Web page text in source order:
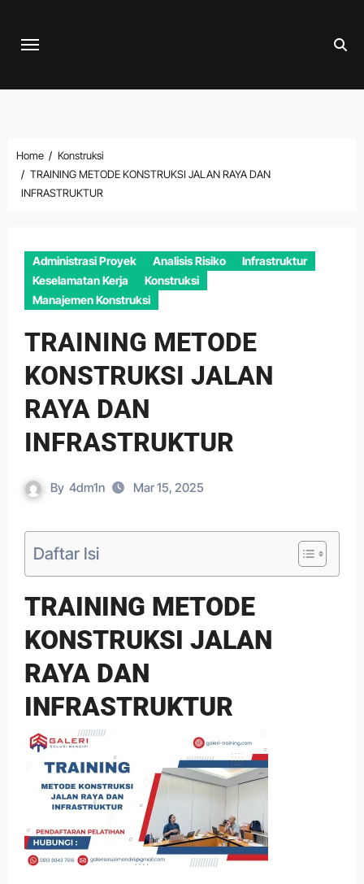
Home
Konstruksi
TRAINING METODE KONSTRUKSI JALAN RAYA DAN
INFRASTRUKTUR
Administrasi Proyek Analisis Risiko
Infrastruktur
Keselamatan Kerja
Konstruksi
Manajemen Konstruksi
TRAINING METODE
KONSTRUKSI JALAN
RAYA DAN
INFRASTRUKTUR
By 4dm1n Mar 15, 2025
Daftar Isi
TRAINING METODE
KONSTRUKSI JALAN
RAYA DAN
INFRASTRUKTUR